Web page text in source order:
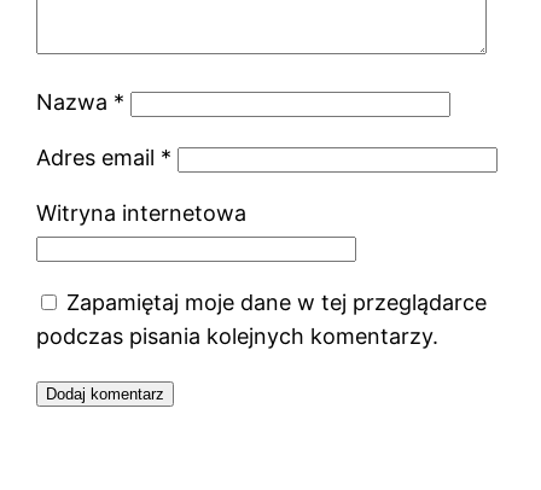
Nazwa *
Adres email *
Witryna internetowa
Zapamiętaj moje dane w tej przeglądarce
podczas pisania kolejnych komentarzy.